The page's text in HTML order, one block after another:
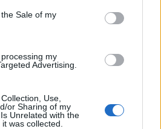
Sale of my
my
Advertising.
Use,
or Sharing of my
Unrelated with the
was collected.
100 mm
produktu
pridané žiadne recenzie.